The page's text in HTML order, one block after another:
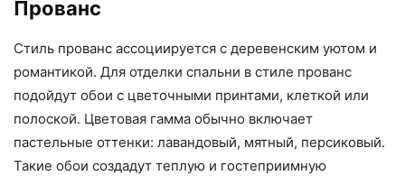
Прованс
Стиль прованс ассоциируется с деревенским уютом и
романтикой. Для отделки спальни в стиле прованс
подойдут обои с цветочными принтами, клеткой или
полоской. Цветовая гамма обычно включает
пастельные оттенки: лавандовый, мятный, персиковый.
Такие обои создадут теплую и гостеприимную